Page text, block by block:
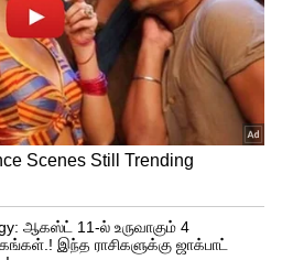
நோ சொன்ன
முருகதாஸ் படத்தில்
உடன்